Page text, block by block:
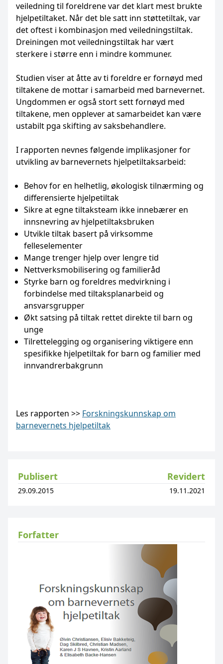
veiledning til foreldrene var det klart mest brukte
hjelpetiltaket. Når det ble satt inn støttetiltak, var
det oftest i kombinasjon med veiledningstiltak.
Dreiningen mot veiledningstiltak har vært
sterkere i større enn i mindre kommuner.
Studien viser at åtte av ti foreldre er fornøyd med
tiltakene de mottar i samarbeid med barnevernet.
Ungdommen er også stort sett fornøyd med
tiltakene, men opplever at samarbeidet kan være
ustabilt pga skifting av saksbehandlere.
I rapporten nevnes følgende implikasjoner for
utvikling av barnevernets hjelpetiltaksarbeid:
Behov for en helhetlig, økologisk tilnærming og
differensierte hjelpetiltak
Sikre at egne tiltaksteam ikke innebærer en
innsnevring av hjelpetiltaksbruken
Utvikle tiltak basert på virksomme
felleselementer
Mange trenger hjelp over lengre tid
Nettverksmobilisering og familieråd
Styrke barn og foreldres medvirkning i
forbindelse med tiltaksplanarbeid og
ansvarsgrupper
Økt satsing på tiltak rettet direkte til barn og
unge
Tilrettelegging og organisering viktigere enn
spesifikke hjelpetiltak for barn og familier med
innvandrerbakgrunn
Les rapporten >> Forskningskunnskap om
barnevernets hjelpetiltak
Publisert Revidert
29.09.2015 19.11.2021
Forfatter